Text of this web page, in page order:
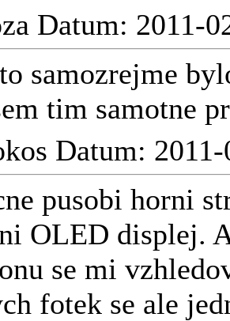
Datum: 2011-
samozrejme
tim samotne
Datum:
pusobi horni
OLED displej.
se mi
fotek se ale